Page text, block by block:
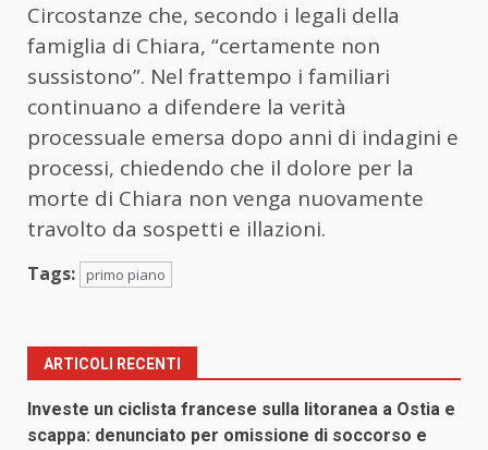
Circostanze che, secondo i legali della
famiglia di Chiara, “certamente non
sussistono”. Nel frattempo i familiari
continuano a difendere la verità
processuale emersa dopo anni di indagini e
processi, chiedendo che il dolore per la
morte di Chiara non venga nuovamente
travolto da sospetti e illazioni.
Tags: primo piano
ARTICOLI RECENTI
Investe un ciclista francese sulla litoranea a Ostia e
scappa: denunciato per omissione di soccorso e